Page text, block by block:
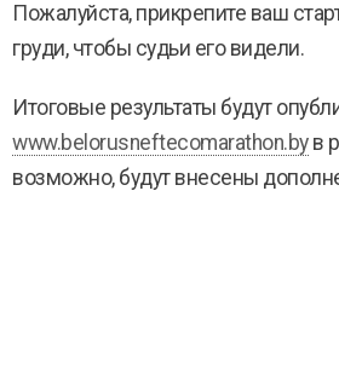
Пожалуйста, прикрепите ваш
груди, чтобы судьи его видели.
Итоговые результаты будут
www.belorusneftecomarathon.byв
возможно, будут внесены